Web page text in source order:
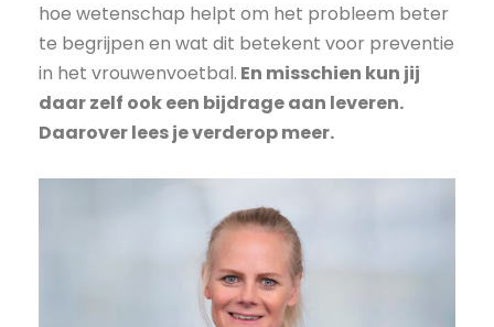
hoe wetenschap helpt om het probleem beter
te begrijpen en wat dit betekent voor preventie
in het vrouwenvoetbal. En misschien kun jij
daar zelf ook een bijdrage aan leveren.
Daarover lees je verderop meer.